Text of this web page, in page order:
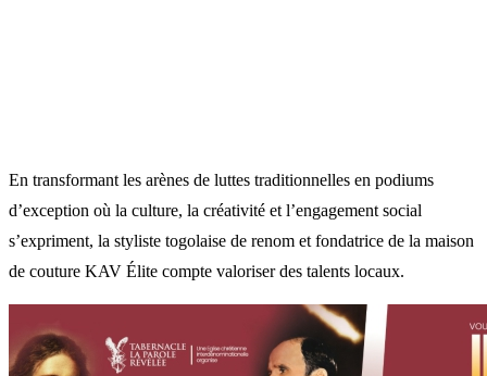
En transformant les arènes de luttes traditionnelles en podiums
d’exception où la culture, la créativité et l’engagement social
s’expriment, la styliste togolaise de renom et fondatrice de la maison
de couture KAV Élite compte valoriser des talents locaux.